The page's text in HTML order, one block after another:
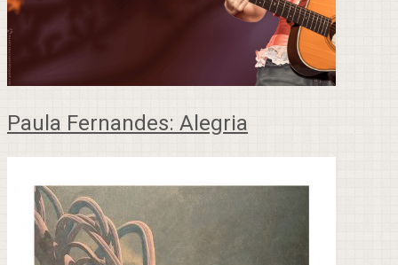
Paula Fernandes: Alegria